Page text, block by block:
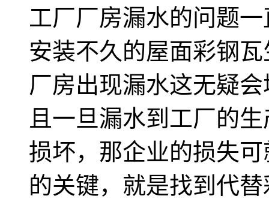
工厂厂房漏水的问题
安装不久的屋面彩钢
厂房出现漏水这无疑
且一旦漏水到工厂的
损坏，那企业的损失
的关键，就是找到代